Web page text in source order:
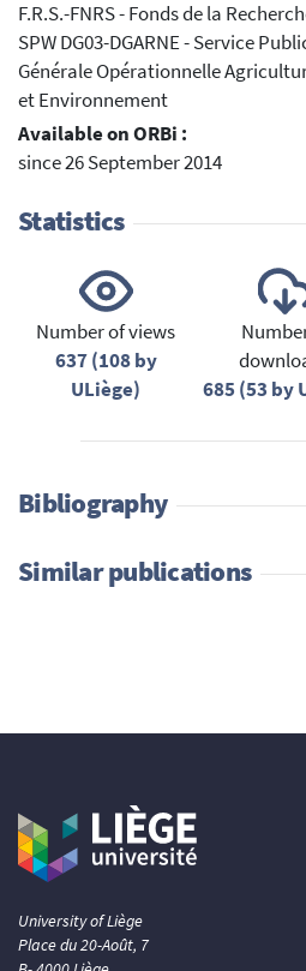
F.R.S.-FNRS - Fonds de la
SPW DG03-DGARNE - Service
Générale Opérationnelle
et Environnement
Available on ORBi :
since 26 September 2014
Statistics
Number of views
637 (108 by
ULiège)
685 (53 by
Bibliography
Similar publications
University of Liège
Place du 20-Août, 7